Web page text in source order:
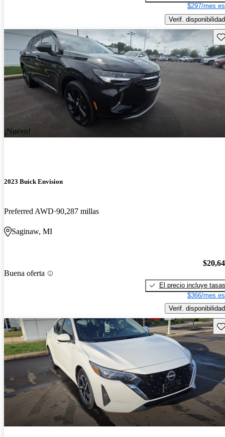
$297/mes
Verif. disponibilidad
¡Nuevo!
2023 Buick Envision
Preferred AWD 90,287 millas
Saginaw, MI
Buena oferta
El precio incluye tasas
$366/mes
Verif. disponibilidad